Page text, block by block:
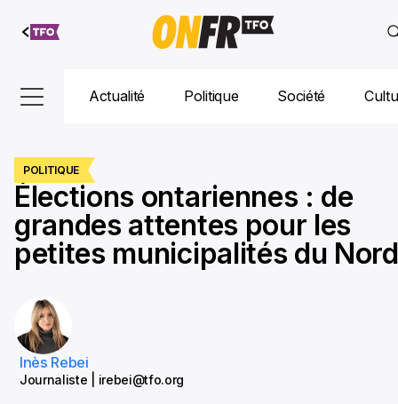
Aller au
contenu
Actualité Politique Société
POLITIQUE
Élections ontariennes : de
grandes attentes pour les
petites municipalités du Nord
Inès Rebei
Journaliste | irebei@tfo.org